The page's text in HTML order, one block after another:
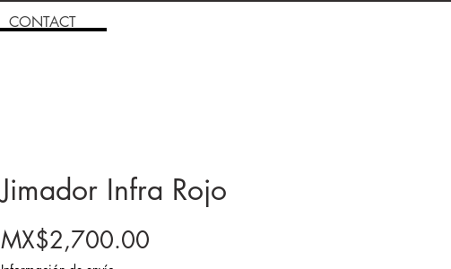
CONTACT
Jimador Infra Rojo
MX$2,700.00